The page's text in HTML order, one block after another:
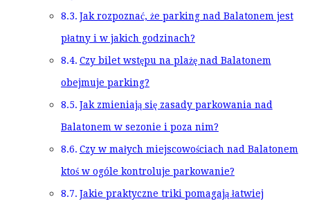
Jak rozpoznać, że parking nad Balatonem jest
płatny i w jakich godzinach?
Czy bilet wstępu na plażę nad Balatonem
obejmuje parking?
Jak zmieniają się zasady parkowania nad
Balatonem w sezonie i poza nim?
Czy w małych miejscowościach nad Balatonem
ktoś w ogóle kontroluje parkowanie?
Jakie praktyczne triki pomagają łatwiej